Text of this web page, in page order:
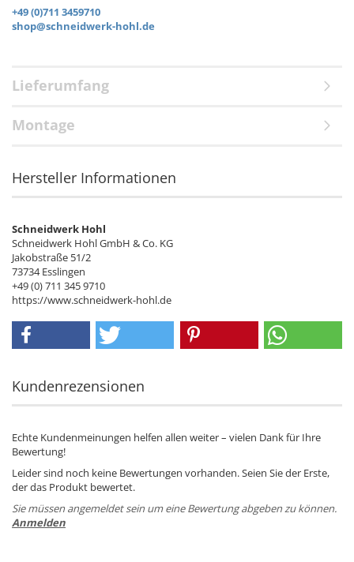
+49 (0)711 3459710
shop@schneidwerk-hohl.de
Lieferumfang
Montage
Hersteller Informationen
Schneidwerk Hohl
Schneidwerk Hohl GmbH & Co. KG
Jakobstraße 51/2
73734 Esslingen
+49 (0) 711 345 9710
https://www.schneidwerk-hohl.de
Kundenrezensionen
Echte Kundenmeinungen helfen allen weiter – vielen Dank für Ihre
Bewertung!
Leider sind noch keine Bewertungen vorhanden. Seien Sie der Erste,
der das Produkt bewertet.
Sie müssen angemeldet sein um eine Bewertung abgeben zu können.
Anmelden